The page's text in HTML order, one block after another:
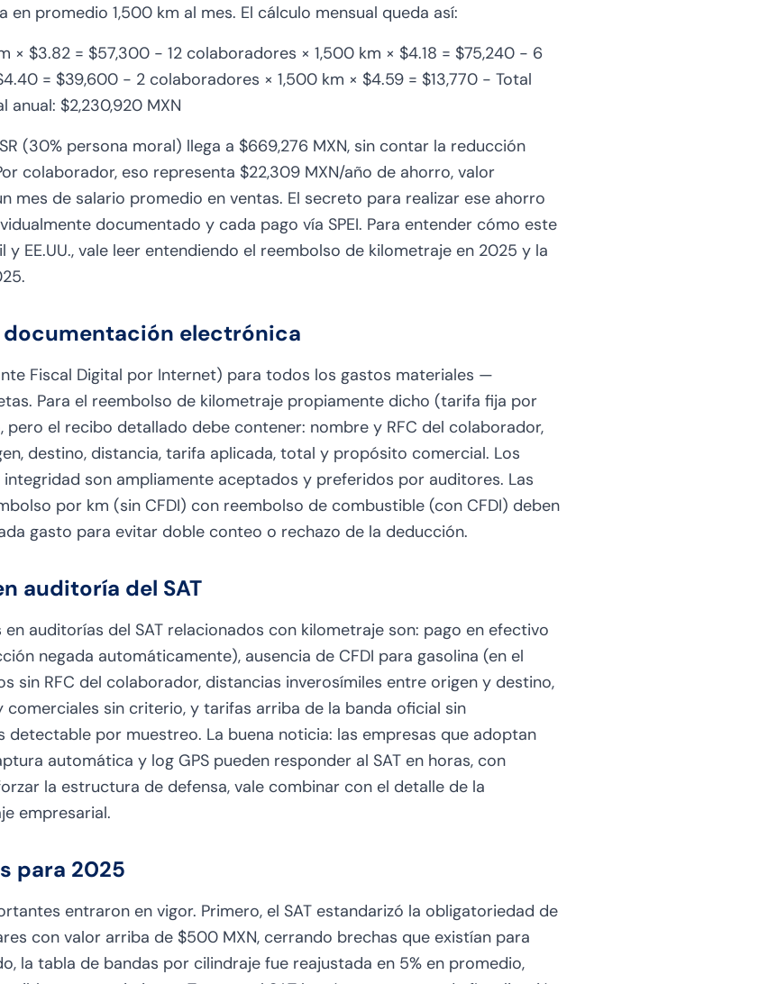
en promedio 1,500 km al mes. El cálculo mensual queda así:
× $3.82 = $57,300 - 12 colaboradores × 1,500 km × $4.18 = $75,240 - 6
= $39,600 - 2 colaboradores × 1,500 km × $4.59 = $13,770 - Total
anual: $2,230,920 MXN
(30% persona moral) llega a $669,276 MXN, sin contar la reducción
colaborador, eso representa $22,309 MXN/año de ahorro, valor
mes de salario promedio en ventas. El secreto para realizar ese ahorro
documentado y cada pago vía SPEI. Para entender cómo este
EE.UU., vale leer entendiendo el reembolso de kilometraje en 2025 y la
.
documentación electrónica
Fiscal Digital por Internet) para todos los gastos materiales —
Para el reembolso de kilometraje propiamente dicho (tarifa fija por
pero el recibo detallado debe contener: nombre y RFC del colaborador,
destino, distancia, tarifa aplicada, total y propósito comercial. Los
son ampliamente aceptados y preferidos por auditores. Las
por km (sin CFDI) con reembolso de combustible (con CFDI) deben
gasto para evitar doble conteo o rechazo de la deducción.
auditoría del SAT
auditorías del SAT relacionados con kilometraje son: pago en efectivo
negada automáticamente), ausencia de CFDI para gasolina (en el
sin RFC del colaborador, distancias inverosímiles entre origen y destino,
comerciales sin criterio, y tarifas arriba de la banda oficial sin
detectable por muestreo. La buena noticia: las empresas que adoptan
automática y log GPS pueden responder al SAT en horas, con
la estructura de defensa, vale combinar con el detalle de la
empresarial.
para 2025
entraron en vigor. Primero, el SAT estandarizó la obligatoriedad de
con valor arriba de $500 MXN, cerrando brechas que existían para
la tabla de bandas por cilindraje fue reajustada en 5% en promedio,